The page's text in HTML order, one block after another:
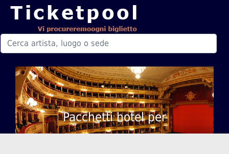
Pacchetti hotel per